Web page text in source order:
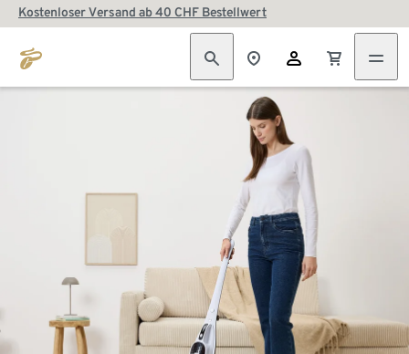
Kostenloser Versand ab 40 CHF Bestellwert